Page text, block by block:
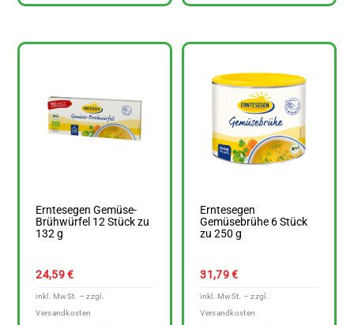
Erntesegen Gemüse-
Brühwürfel 12 Stück zu
132 g
24,59€
Erntesegen
Gemüsebrühe 6 Stück
zu 250 g
31,79€